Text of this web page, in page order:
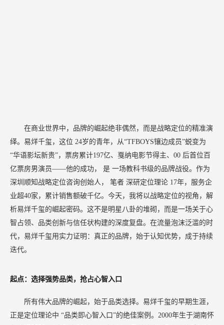
在商业世界中，品牌的崛起绝非偶然，而是战略定位的精准演
绎。易烊千玺，这位 24岁的青年，从“TFBOYS镶边成员”蜕变为
“华语影坛新贵”，票房累计197亿、戛纳电影节得主、00 后首位百
亿票房男演员——他的成功， 是 一场教科书级的品牌战役。作为
深圳顺知战略定位咨询创始人， 笔者 深研定位理论 17年，服务企
业超40家，累计销售额破千亿。今天，我将以战略定位的视角，解
析易烊千玺的崛起密码。这不是明星八卦的堆砌，而是一场关于心
智占领、品类创新与信任状构建的深度复盘。在流量泡沫泛滥的时
代，易烊千玺用实力证明：真正的品牌，始于认知优势，成于持续
迭代。
起点：选择强势品类，抢占心智入口
所有伟大品牌的崛起，始于品类选择。易烊千玺的早期生涯，
正是定位理论中 “品类即心智入口”的绝佳案例。2000年生于湖南怀